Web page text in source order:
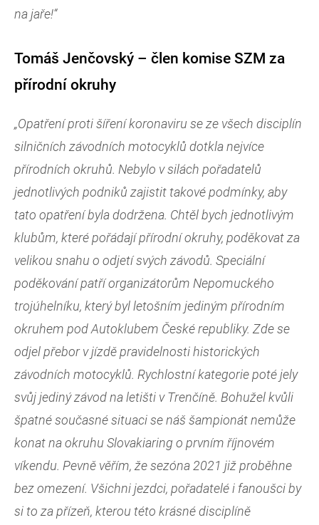
na jaře!“
Tomáš Jenčovský – člen komise SZM za
přírodní okruhy
„Opatření proti šíření koronaviru se ze všech disciplín
silničních závodních motocyklů dotkla nejvíce
přírodních okruhů. Nebylo v silách pořadatelů
jednotlivých podniků zajistit takové podmínky, aby
tato opatření byla dodržena. Chtěl bych jednotlivým
klubům, které pořádají přírodní okruhy, poděkovat za
velikou snahu o odjetí svých závodů. Speciální
poděkování patří organizátorům Nepomuckého
trojúhelníku, který byl letošním jediným přírodním
okruhem pod Autoklubem České republiky. Zde se
odjel přebor v jízdě pravidelnosti historických
závodních motocyklů. Rychlostní kategorie poté jely
svůj jediný závod na letišti v Trenčíně. Bohužel kvůli
špatné současné situaci se náš šampionát nemůže
konat na okruhu Slovakiaring o prvním říjnovém
víkendu. Pevně věřím, že sezóna 2021 již proběhne
bez omezení. Všichni jezdci, pořadatelé i fanoušci by
si to za přízeň, kterou této krásné disciplíně